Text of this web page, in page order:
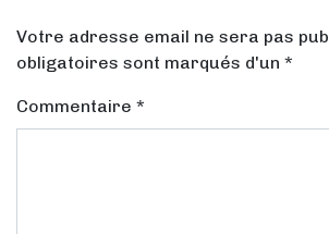
Votre adresse email ne sera pas
obligatoires sont marqués d'un *
Commentaire *